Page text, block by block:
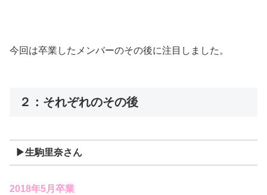
今回は卒業したメンバーのその後に注目しました。
２：それぞれのその後
▶生駒里奈さん
2018年5月卒業